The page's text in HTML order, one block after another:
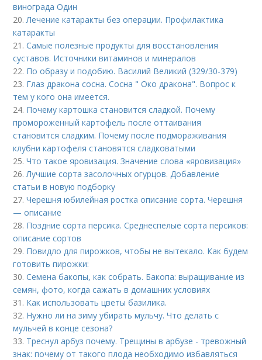
винограда Один
20. Лечение катаракты без операции. Профилактика
катаракты
21.Самые полезные продукты для восстановления
суставов. Источники витаминов и минералов
22. По образу и подобию. Василий Великий (329/30-379)
23. Глаз дракона сосна. Сосна " Око дракона". Вопрос к
тем у кого она имеется.
24. Почему картошка становится сладкой. Почему
промороженный картофель после оттаивания
становится сладким. Почему после подмораживания
клубни картофеля становятся сладковатыми
25.Что такое яровизация. Значение слова «яровизация»
26. Лучшие сорта засолочных огурцов. Добавление
статьи в новую подборку
27.Черешня юбилейная ростка описание сорта. Черешня
— описание
28. Поздние сорта персика. Среднеспелые сорта персиков:
описание сортов
29. Повидло для пирожков, чтобы не вытекало. Как будем
готовить пирожки:
30.Семена бакопы, как собрать. Бакопа: выращивание из
семян, фото, когда сажать в домашних условиях
31. Как использовать цветы базилика.
32. Нужно ли на зиму убирать мульчу. Что делать с
мульчей в конце сезона?
33. Треснул арбуз почему. Трещины в арбузе - тревожный
знак: почему от такого плода необходимо избавляться